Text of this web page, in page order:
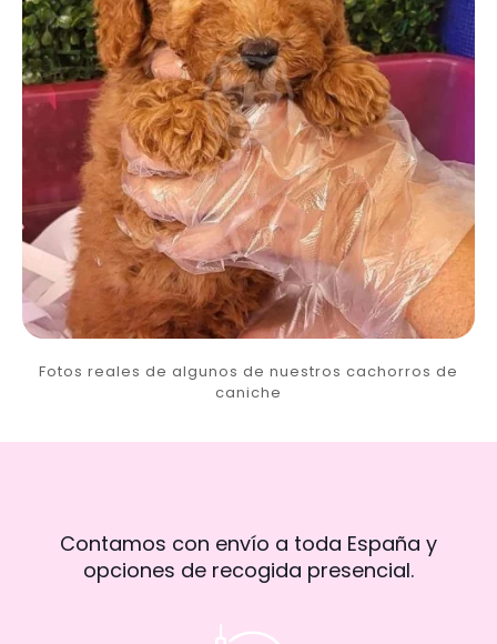
Fotos reales de algunos de nuestros cachorros de
caniche
Contamos con envío a toda España y
opciones de recogida presencial.